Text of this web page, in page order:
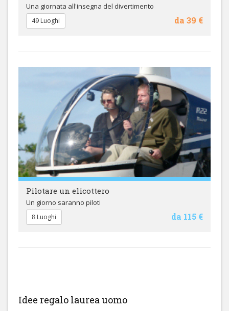
Una giornata all'insegna del divertimento
da 39 €
49 Luoghi
Pilotare un elicottero
Un giorno saranno piloti
da 115 €
8 Luoghi
Idee regalo laurea uomo